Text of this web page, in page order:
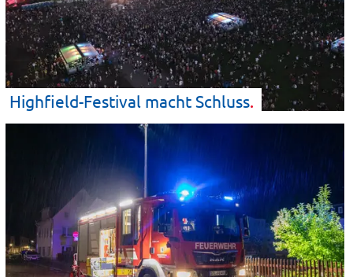
Highfield-Festival macht Schluss